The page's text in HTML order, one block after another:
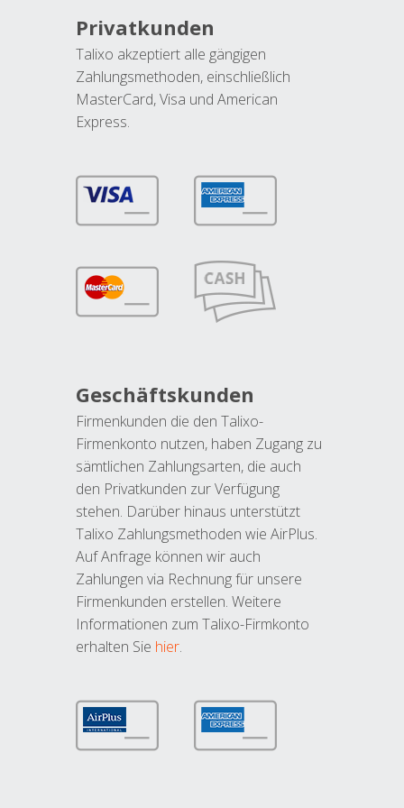
Privatkunden
Talixo akzeptiert alle gängigen
Zahlungsmethoden, einschließlich
MasterCard, Visa und American
Express.
Geschäftskunden
Firmenkunden die den Talixo-
Firmenkonto nutzen, haben Zugang zu
sämtlichen Zahlungsarten, die auch
den Privatkunden zur Verfügung
stehen. Darüber hinaus unterstützt
Talixo Zahlungsmethoden wie AirPlus.
Auf Anfrage können wir auch
Zahlungen via Rechnung für unsere
Firmenkunden erstellen. Weitere
Informationen zum Talixo-Firmkonto
erhalten Sie hier.